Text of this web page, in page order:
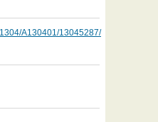
A130401/13045287/